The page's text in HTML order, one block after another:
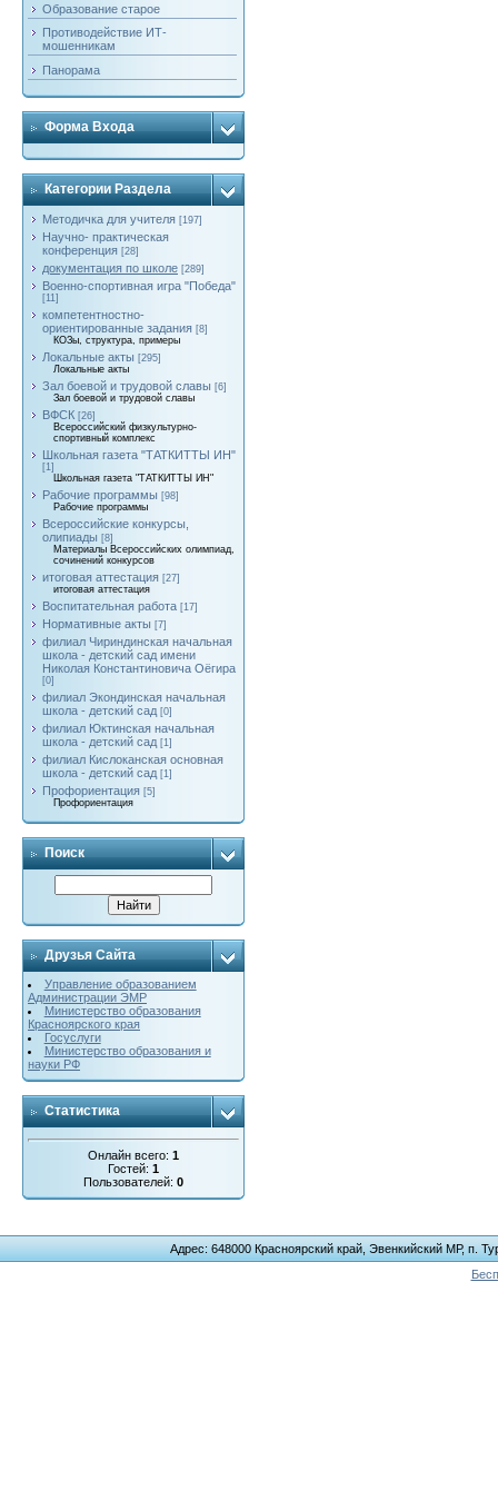
Образование старое
Противодействие ИТ-
мошенникам
Панорама
Форма Входа
Категории Раздела
Методичка для учителя [197]
Научно- практическая
конференция [28]
документация по школе [289]
Военно-спортивная игра "Победа"
[11]
компетентностно-
ориентированные задания [8]
КОЗы, структура, примеры
Локальные акты [295]
Локальные акты
Зал боевой и трудовой славы [6]
Зал боевой и трудовой славы
ВФСК [26]
Всероссийский физкультурно-
спортивный комплекс
Школьная газета "ТАТКИТТЫ ИН"
[1]
Школьная газета "ТАТКИТТЫ ИН"
Рабочие программы [98]
Рабочие программы
Всероссийские конкурсы,
олипиады [8]
Материалы Всероссийских олимпиад,
сочинений конкурсов
итоговая аттестация [27]
итоговая аттестация
Воспитательная работа [17]
Нормативные акты [7]
филиал Чириндинская начальная
школа - детский сад имени
Николая Константиновича Оёгира
[0]
филиал Экондинская начальная
школа - детский сад [0]
филиал Юктинская начальная
школа - детский сад [1]
филиал Кислоканская основная
школа - детский сад [1]
Профориентация [5]
Профориентация
Поиск
Друзья Сайта
Управление образованием
Администрации ЭМР
Министерство образования
Красноярского края
Госуслуги
Министерство образования и
науки РФ
Статистика
Онлайн всего: 1
Гостей: 1
Пользователей: 0
Адрес: 648000 Красноярский край, Эвенкийский МР, п.